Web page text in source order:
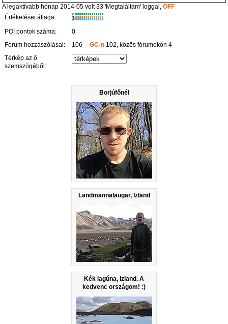
Borjúfőnél
Landmannalaugar, Izland
Kék lagúna, Izland. A
kedvenc országom! :)
A legaktívabb hónap 2014-05 volt 33 'Megtaláltam' loggal,OFF
Értékelései átlaga:
K
R
W
POI pontok száma:
0
Fórum hozzászólásai:
106 --GC-n 102, közös fórumokon 4
Térkép az ő
szemszögéből: